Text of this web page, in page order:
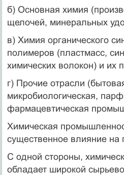
б) Основная химия
щелочей, минеральных
в) Химия органического
полимеров (пластмасс,
химических волокон) и их
г) Прочие отрасли
микробиологическая,
фармацевтическая
Химическая
существенное влияние на
С одной стороны,
обладает широкой